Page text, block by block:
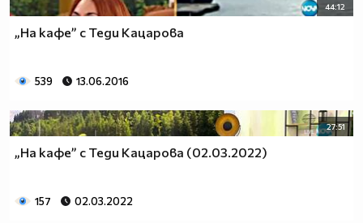
44:12
„На кафе” с Теди Кацарова
539 13.06.2016
27:51
„На кафе” с Теди Кацарова (02.03.2022)
157 02.03.2022